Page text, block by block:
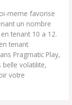
meme favorise
un nombre
tenant 10 a 12.
tenant
Pragmatic Play,
belle volatilite,
votre